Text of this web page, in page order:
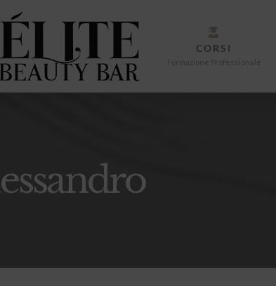
CORSI
Formazione Professionale